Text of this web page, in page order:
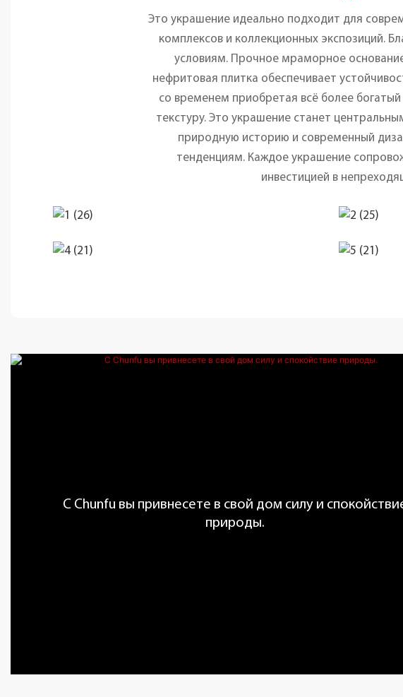
Это украшение идеально подходит для
комплексов и коллекционных экспозиций.
условиям. Прочное мраморное
нефритовая плитка обеспечивает
со временем приобретая всё более
текстуру. Это украшение станет
природную историю и современный
тенденциям. Каждое украшение
инвестицией в
С Chunfu вы привнесете в свой дом силу и
природы.